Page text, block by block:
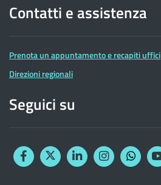
Contatti e assistenza
Prenota un appuntamento e recapiti uffici
Direzioni regionali
Seguici su
FacebookTwitterLinkedinInstagram